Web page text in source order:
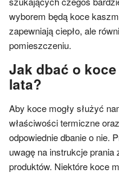
wyborem będą koce
zapewniają ciepło, ale
pomieszczeniu.
Jak dbać o koce
lata?
Aby koce mogły służyć
właściwości termiczne
odpowiednie dbanie o nie.
uwagę na instrukcje
produktów. Niektóre koce